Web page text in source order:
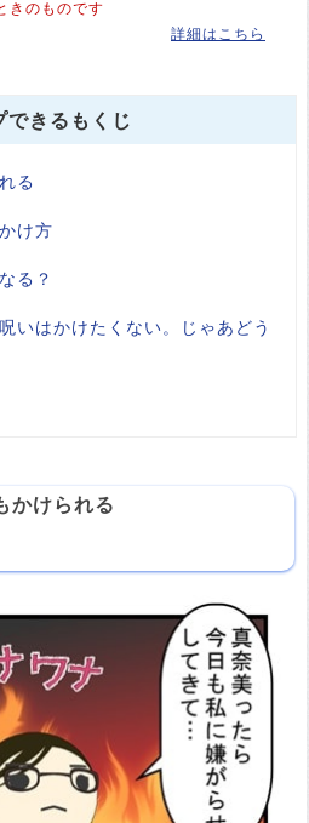
きのものです
詳細はこちら
できるもくじ
る
け方
る？
いはかけたくない。じゃあどう
かけられる